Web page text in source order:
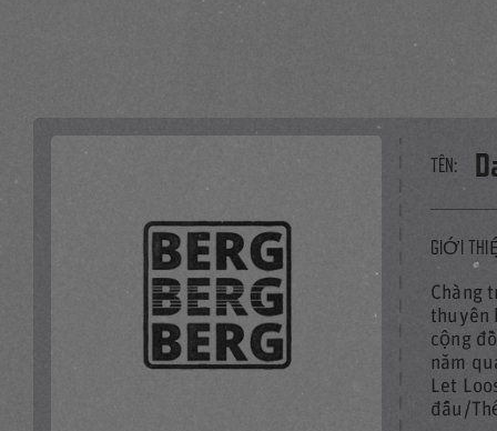
TÊN:
GIỚI
Chàng
thuyên
cộng
năm
Let
đấu/
PHÁT TOÀN BỘ